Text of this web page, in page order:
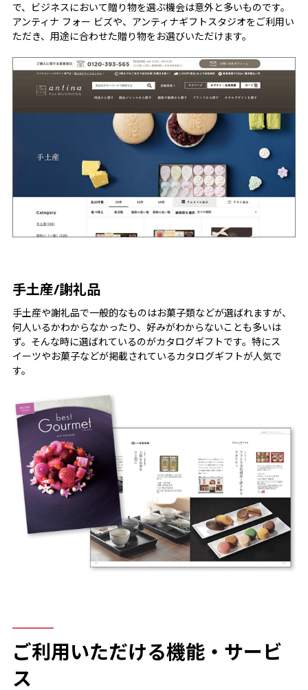
で、ビジネスにおいて贈り物を選ぶ機会は意外と多いものです。
アンティナ フォー ビズや、アンティナギフトスタジオをご利用い
ただき、用途に合わせた贈り物をお選びいただけます。
手土産/謝礼品
手土産や謝礼品で一般的なものはお菓子類などが選ばれますが、
何人いるかわからなかったり、好みがわからないことも多いは
ず。そんな時に選ばれているのがカタログギフトです。特にス
イーツやお菓子などが掲載されているカタログギフトが人気で
す。
ご利用いただける機能・サービ
ス